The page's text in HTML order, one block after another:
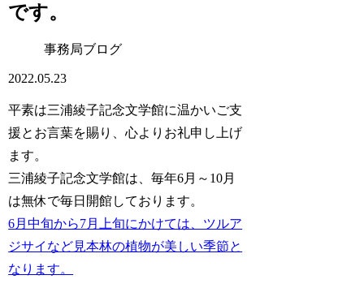
です。
事務局ブログ
2022.05.23
平素は三浦綾子記念文学館に温かいご支
援とお言葉を賜り、心よりお礼申し上げ
ます。
三浦綾子記念文学館は、毎年6月～10月
は無休で毎日開館しております。
6月中旬から7月上旬にかけては、ツルア
ジサイなど見本林の植物が美しい季節と
なります。